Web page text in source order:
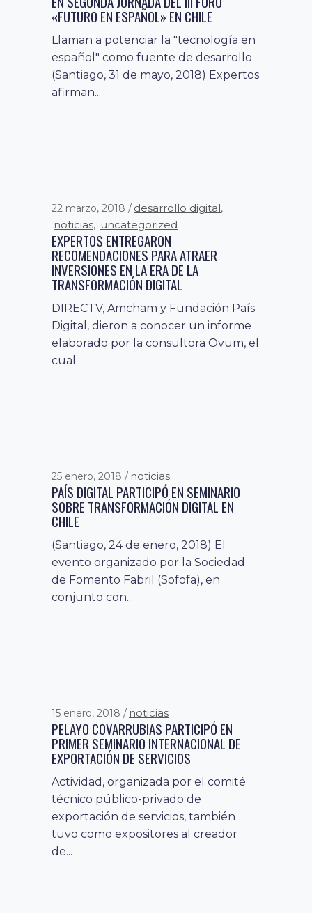
«FUTURO EN ESPAÑOL» EN CHILE
Llaman a potenciar la "tecnología en
español" como fuente de desarrollo
(Santiago, 31 de mayo, 2018) Expertos
afirman...
22 marzo, 2018 desarrollo digital,
noticias, uncategorized
EXPERTOS ENTREGARON
RECOMENDACIONES PARA ATRAER
INVERSIONES EN LA ERA DE LA
TRANSFORMACIÓN DIGITAL
DIRECTV, Amcham y Fundación País
Digital, dieron a conocer un informe
elaborado por la consultora Ovum, el
cual...
25 enero, 2018 noticias
PAÍS DIGITAL PARTICIPÓ EN SEMINARIO
SOBRE TRANSFORMACIÓN DIGITAL EN
CHILE
(Santiago, 24 de enero, 2018) El
evento organizado por la Sociedad
de Fomento Fabril (Sofofa), en
conjunto con...
15 enero, 2018 noticias
PELAYO COVARRUBIAS PARTICIPÓ EN
PRIMER SEMINARIO INTERNACIONAL DE
EXPORTACIÓN DE SERVICIOS
Actividad, organizada por el comité
técnico público-privado de
exportación de servicios, también
tuvo como expositores al creador
de...